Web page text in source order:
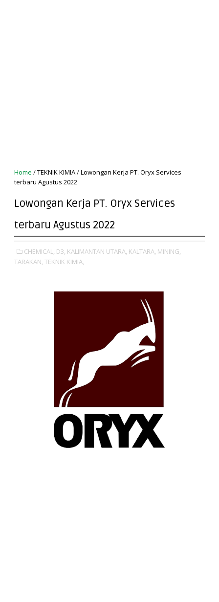
Home /TEKNIK KIMIA/Lowongan Kerja PT. Oryx Services
terbaru Agustus 2022
Lowongan Kerja PT. Oryx Services
terbaru Agustus 2022
CHEMICAL, D3, KALIMANTAN UTARA, KALTARA, MINING,
TARAKAN, TEKNIK KIMIA,